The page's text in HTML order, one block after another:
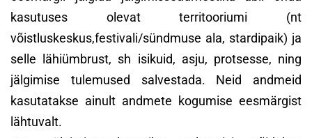
kasutuses olevat territooriumi (nt
võistluskeskus,festivali/sündmuse ala, stardipaik) ja
selle lähiümbrust, sh isikuid, asju, protsesse, ning
jälgimise tulemused salvestada. Neid andmeid
kasutatakse ainult andmete kogumise eesmärgist
lähtuvalt.